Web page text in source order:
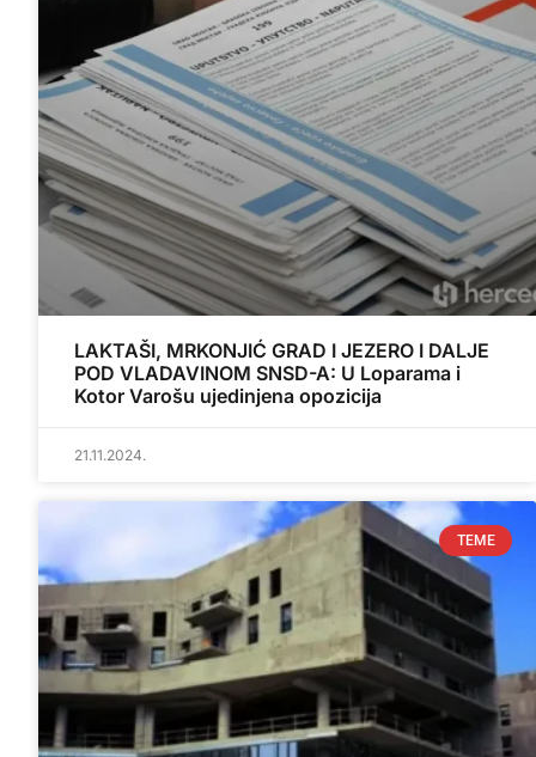
LAKTAŠI, MRKONJIĆ GRAD I JEZERO I DALJE
POD VLADAVINOM SNSD-A: U Loparama i
Kotor Varošu ujedinjena opozicija
21.11.2024.
TEME